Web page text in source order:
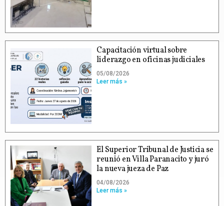
Capacitación virtual sobre
liderazgo en oficinas judiciales
05/08/2026
Leer más »
El Superior Tribunal de Justicia se
reunió en Villa Paranacito y juró
la nueva jueza de Paz
04/08/2026
Leer más »